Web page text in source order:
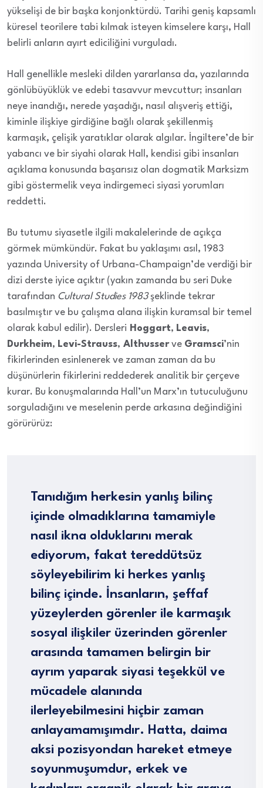
yükselişi de bir başka konjonktürdü. Tarihi geniş kapsamlı
küresel teorilere tabi kılmak isteyen kimselere karşı, Hall
belirli anların ayırt ediciliğini vurguladı.
Hall genellikle mesleki dilden yararlansa da, yazılarında
gönlübüyüklük ve edebi tasavvur mevcuttur; insanları
neye inandığı, nerede yaşadığı, nasıl alışveriş ettiği,
kiminle ilişkiye girdiğine bağlı olarak şekillenmiş
karmaşık, çelişik yaratıklar olarak algılar. İngiltere’de bir
yabancı ve bir siyahi olarak Hall, kendisi gibi insanları
açıklama konusunda başarısız olan dogmatik Marksizm
gibi göstermelik veya indirgemeci siyasi yorumları
reddetti.
Bu tutumu siyasetle ilgili makalelerinde de açıkça
görmek mümkündür. Fakat bu yaklaşımı asıl, 1983
yazında University of Urbana-Champaign’de verdiği bir
dizi derste iyice açıktır (yakın zamanda bu seri Duke
tarafından Cultural Studies 1983şeklinde tekrar
basılmıştır ve bu çalışma alana ilişkin kuramsal bir temel
olarak kabul edilir). Dersleri Hoggart, Leavis,
Durkheim, Levi-Strauss, Althusserve Gramsci’nin
fikirlerinden esinlenerek ve zaman zaman da bu
düşünürlerin fikirlerini reddederek analitik bir çerçeve
kurar. Bu konuşmalarında Hall’un Marx’ın tutuculuğunu
sorguladığını ve meselenin perde arkasına değindiğini
görürürüz:
Tanıdığım herkesin yanlış bilinç
içinde olmadıklarına tamamiyle
nasıl ikna olduklarını merak
ediyorum, fakat tereddütsüz
söyleyebilirim ki herkes yanlış
bilinç içinde. İnsanların, şeffaf
yüzeylerden görenler ile karmaşık
sosyal ilişkiler üzerinden görenler
arasında tamamen belirgin bir
ayrım yaparak siyasi teşekkül ve
mücadele alanında
ilerleyebilmesini hiçbir zaman
anlayamamışımdır. Hatta, daima
aksi pozisyondan hareket etmeye
soyunmuşumdur, erkek ve